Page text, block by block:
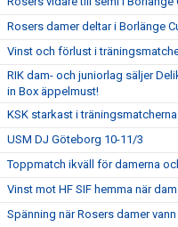
Rosers damer deltar i Borlänge
Vinst och förlust i
RIK dam- och juniorlag säljer
in Box äppelmust!
KSK starkast i träningsmatcherna
USM DJ Göteborg 10-11/3
Toppmatch ikväll för damerna
Vinst mot HF SIF hemma när
Spänning när Rosers damer vann